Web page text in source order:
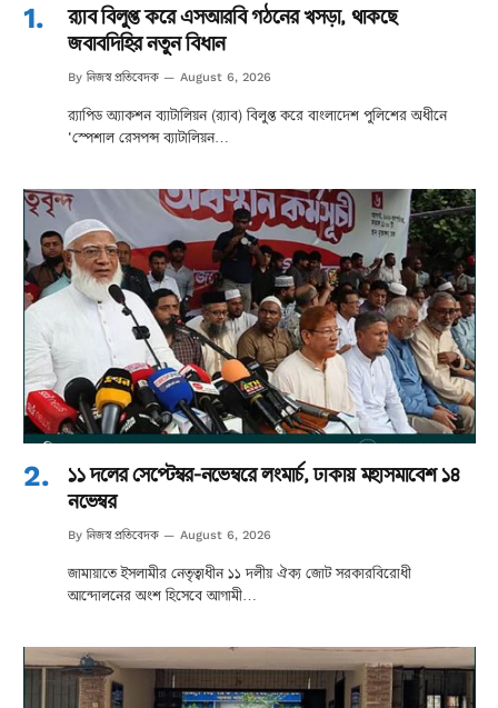
র‌্যাব বিলুপ্ত করে এসআরবি গঠনের খসড়া, থাকছে
জবাবদিহির নতুন বিধান
By নিজস্ব প্রতিবেদক August 6, 2026
র‌্যাপিড অ্যাকশন ব্যাটালিয়ন (র‌্যাব) বিলুপ্ত করে বাংলাদেশ পুলিশের অধীনে
‘স্পেশাল রেসপন্স ব্যাটালিয়ন…
১১ দলের সেপ্টেম্বর-নভেম্বরে লংমার্চ, ঢাকায় মহাসমাবেশ ১৪
নভেম্বর
By নিজস্ব প্রতিবেদক August 6, 2026
জামায়াতে ইসলামীর নেতৃত্বাধীন ১১ দলীয় ঐক্য জোট সরকারবিরোধী
আন্দোলনের অংশ হিসেবে আগামী…